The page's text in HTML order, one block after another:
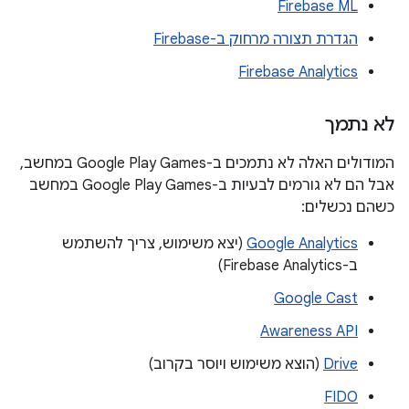
Firebase ML
הגדרת תצורה מרחוק ב-Firebase
Firebase Analytics
לא נתמך
המודולים האלה לא נתמכים ב-Google Play Games במחשב,
אבל הם לא גורמים לבעיות ב-Google Play Games במחשב
כשהם נכשלים:
Google Analytics (יצא משימוש, צריך להשתמש
ב-Firebase Analytics)
Google Cast
Awareness API
Drive (הוצא משימוש ויוסר בקרוב)
FIDO